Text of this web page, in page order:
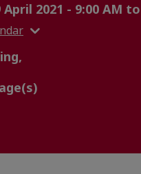
2021 - 9:00 AM